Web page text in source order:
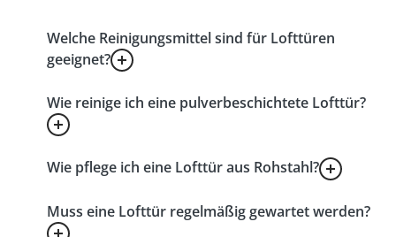
Welche Reinigungsmittel sind für Lofttüren
geeignet?
Wie reinige ich eine pulverbeschichtete Lofttür?
Wie pflege ich eine Lofttür aus Rohstahl?
Muss eine Lofttür regelmäßig gewartet werden?